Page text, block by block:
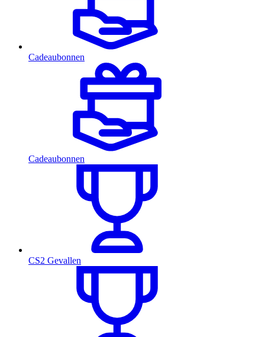
Cadeaubonnen
Cadeaubonnen
CS2 Gevallen